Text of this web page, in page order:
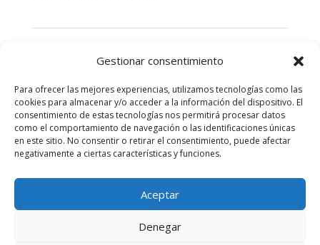
Gestionar consentimiento
Para ofrecer las mejores experiencias, utilizamos tecnologías como las
cookies para almacenar y/o acceder a la información del dispositivo. El
consentimiento de estas tecnologías nos permitirá procesar datos
como el comportamiento de navegación o las identificaciones únicas
en este sitio. No consentir o retirar el consentimiento, puede afectar
negativamente a ciertas características y funciones.
Aceptar
Denegar
stakeholders en 2025: La clave de la
3 de noviembre de 2025 09:00
Comentarios recientes